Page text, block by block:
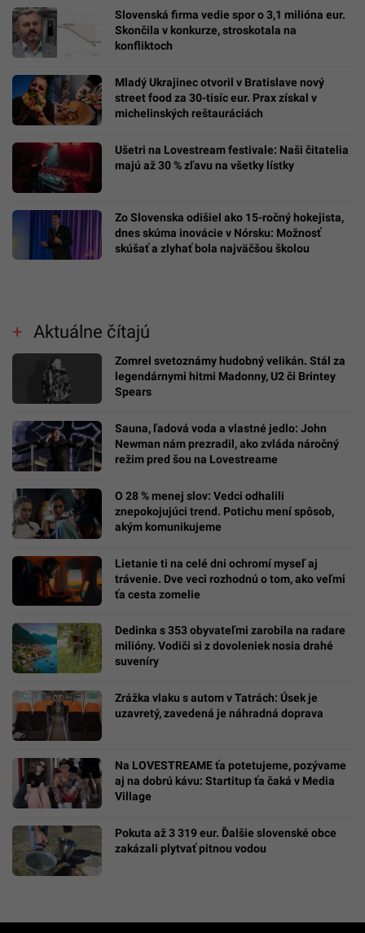
Slovenská firma vedie spor o 3,1 milióna eur.
Skončila v konkurze, stroskotala na
konfliktoch
Mladý Ukrajinec otvoril v Bratislave nový
street food za 30-tisíc eur. Prax získal v
michelinských reštauráciách
Ušetri na Lovestream festivale: Naši čitatelia
majú až 30 % zľavu na všetky lístky
Zo Slovenska odišiel ako 15-ročný hokejista,
dnes skúma inovácie v Nórsku: Možnosť
skúšať a zlyhať bola najväčšou školou
Aktuálne čítajú
Zomrel svetoznámy hudobný velikán. Stál za
legendárnymi hitmi Madonny, U2 či Brintey
Spears
Sauna, ľadová voda a vlastné jedlo: John
Newman nám prezradil, ako zvláda náročný
režim pred šou na Lovestreame
O 28 % menej slov: Vedci odhalili
znepokojujúci trend. Potichu mení spôsob,
akým komunikujeme
Lietanie ti na celé dni ochromí myseľ aj
trávenie. Dve veci rozhodnú o tom, ako veľmi
ťa cesta zomelie
Dedinka s 353 obyvateľmi zarobila na radare
milióny. Vodiči si z dovoleniek nosia drahé
suveníry
Zrážka vlaku s autom v Tatrách: Úsek je
uzavretý, zavedená je náhradná doprava
Na LOVESTREAME ťa potetujeme, pozývame
aj na dobrú kávu: Startitup ťa čaká v Media
Village
Pokuta až 3 319 eur. Ďalšie slovenské obce
zakázali plytvať pitnou vodou